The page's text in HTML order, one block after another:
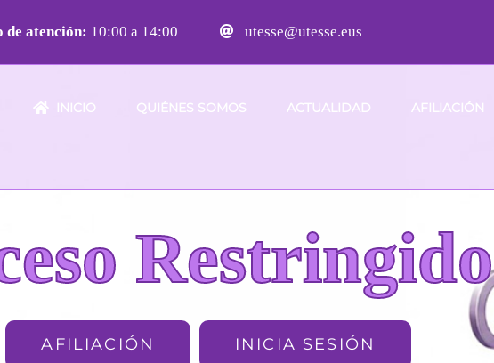
atención: 10:00 a 14:00 utesse@utesse.eus
INICIO QUIÉNES SOMOS ACTUALIDAD AFILIACIÓN
Restringido
AFILIACIÓN INICIA SESIÓN